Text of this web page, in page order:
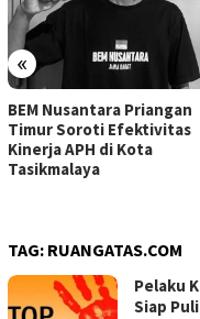
«
BEM Nusantara Priangan
Timur Soroti Efektivitas
Kinerja APH di Kota
Tasikmalaya
TAG: RUANGATAS.COM
Pelaku
Siap